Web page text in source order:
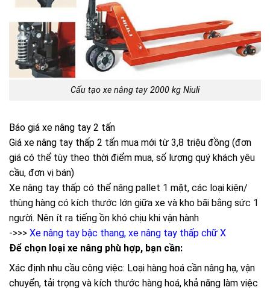
Cấu tạo xe nâng tay 2000 kg Niuli
Báo giá xe nâng tay 2 tấn
Giá xe nâng tay thấp 2 tấn mua mới từ 3,8 triệu đồng (đơn
giá có thể tùy theo thời điểm mua, số lượng quý khách yêu
cầu, đơn vị bán)
Xe nâng tay thấp có thể nâng pallet 1 mặt, các loại kiện/
thùng hàng có kích thước lớn giữa xe và kho bãi bằng sức 1
người. Nên ít ra tiếng ồn khó chịu khi vận hành
->>> Xe nâng tay bậc thang, xe nâng tay thấp chữ X
Để chọn loại xe nâng phù hợp, bạn cần:
Xác định nhu cầu công việc: Loại hàng hoá cần nâng hạ, vận
chuyển, tải trọng và kích thước hàng hoá, khả năng làm việc